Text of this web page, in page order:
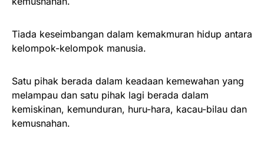
Tiada keseimbangan dalam kemakmuran hidup antara
kelompok-kelompok manusia.
Satu pihak berada dalam keadaan kemewahan yang
melampau dan satu pihak lagi berada dalam
kemiskinan, kemunduran, huru-hara, kacau-bilau dan
kemusnahan.